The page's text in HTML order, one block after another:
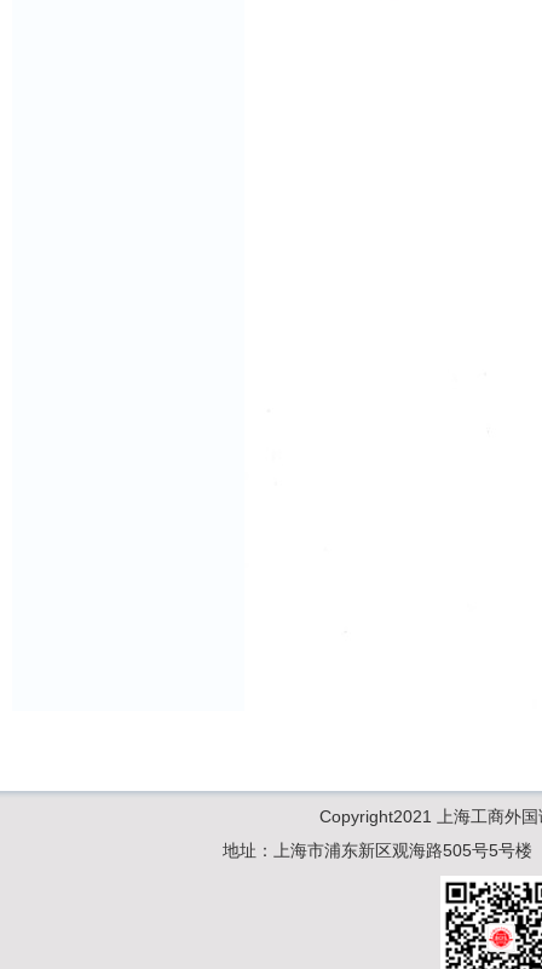
Copyright2021 上海工商外
地址：上海市浦东新区观海路505号5号